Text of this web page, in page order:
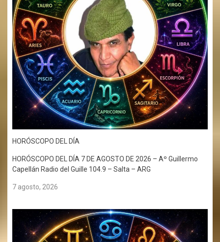
HORÓSCOPO DEL DÍA
HORÓSCOPO DEL DÍA 7 DE AGOSTO DE 2026 – Aº Guillermo
Capellán Radio del Guille 104.9 – Salta – ARG
7 agosto, 2026